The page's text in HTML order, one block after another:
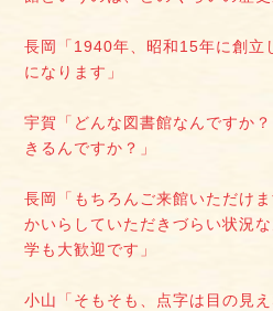
長岡「1940年、昭和15年に創立
になります」
宇賀「どんな図書館なんですか
きるんですか？」
長岡「もちろんご来館いただけ
かいらしていただきづらい状況
学も大歓迎です」
小山「そもそも、点字は目の見